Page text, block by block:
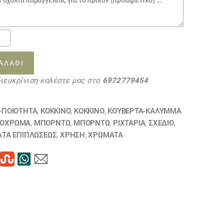
καλέστε μας στο 6972779454
ΠΟΙΟΤΗΤΑ, ΚΟΚΚΙΝΟ, ΚΟΚΚΙΝΟ, ΚΟΥΒΈΡΤΑ-ΚΆΛΥΜΜΑ
, ΜΠΟΡΝΤΩ, ΜΠΟΡΝΤΩ, ΡΙΧΤΆΡΙΑ, ΣΧΕΔΙΟ,
ΕΠΙΠΛΏΣΕΩΣ, ΧΡΗΣΗ,ΧΡΏΜΑΤΑ